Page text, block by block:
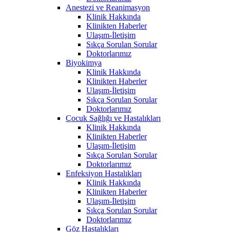
Anestezi ve Reanimasyon
Klinik Hakkında
Klinikten Haberler
Ulaşım-İletişim
Sıkça Sorulan Sorular
Doktorlarımız
Biyokimya
Klinik Hakkında
Klinikten Haberler
Ulaşım-İletişim
Sıkça Sorulan Sorular
Doktorlarımız
Çocuk Sağlığı ve Hastalıkları
Klinik Hakkında
Klinikten Haberler
Ulaşım-İletişim
Sıkça Sorulan Sorular
Doktorlarımız
Enfeksiyon Hastalıkları
Klinik Hakkında
Klinikten Haberler
Ulaşım-İletişim
Sıkça Sorulan Sorular
Doktorlarımız
Göz Hastalıkları